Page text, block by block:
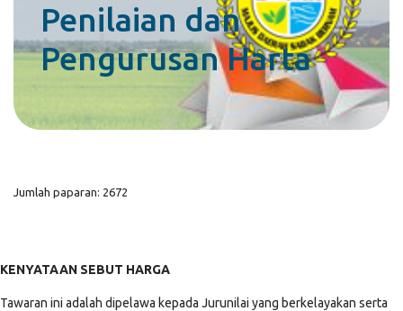
Penilaian dan
Pengurusan Harta
Jumlah paparan: 2672
KENYATAAN SEBUT HARGA
Tawaran ini adalah dipelawa kepada Jurunilai yang berkelayakan serta